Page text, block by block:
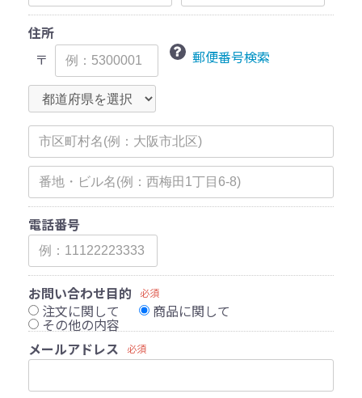
住所
〒
郵便番号検索
電話番号
お問い合わせ目的 必須
注文に関して 商品に関して
その他の内容
メールアドレス
必須